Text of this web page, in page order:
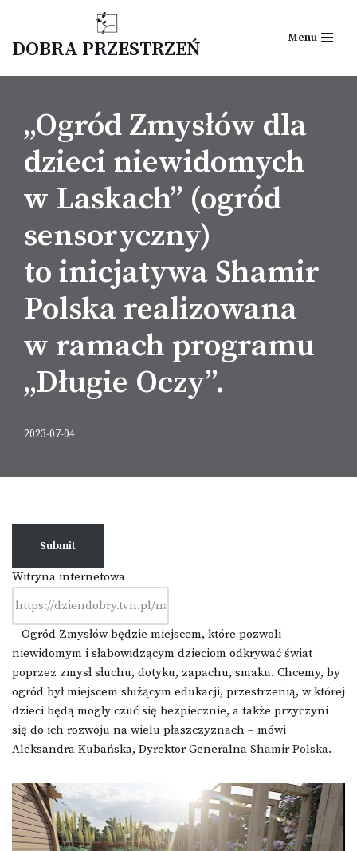
Przejdź
treści
DOBRA PRZESTRZEŃ Menu
„Ogród Zmysłów dla
dzieci niewidomych
w Laskach” (ogród
sensoryczny)
to inicjatywa Shamir
Polska realizowana
w ramach programu
„Długie Oczy”.
2023-07-04
Submit
Witryna internetowa
– Ogród Zmysłów będzie miejscem, które pozwoli
niewidomym i słabowidzącym dzieciom odkrywać świat
poprzez zmysł słuchu, dotyku, zapachu, smaku. Chcemy, by
ogród był miejscem służącym edukacji, przestrzenią, w której
dzieci będą mogły czuć się bezpiecznie, a także przyczyni
się do ich rozwoju na wielu płaszczyznach – mówi
Aleksandra Kubańska, Dyrektor Generalna Shamir Polska.